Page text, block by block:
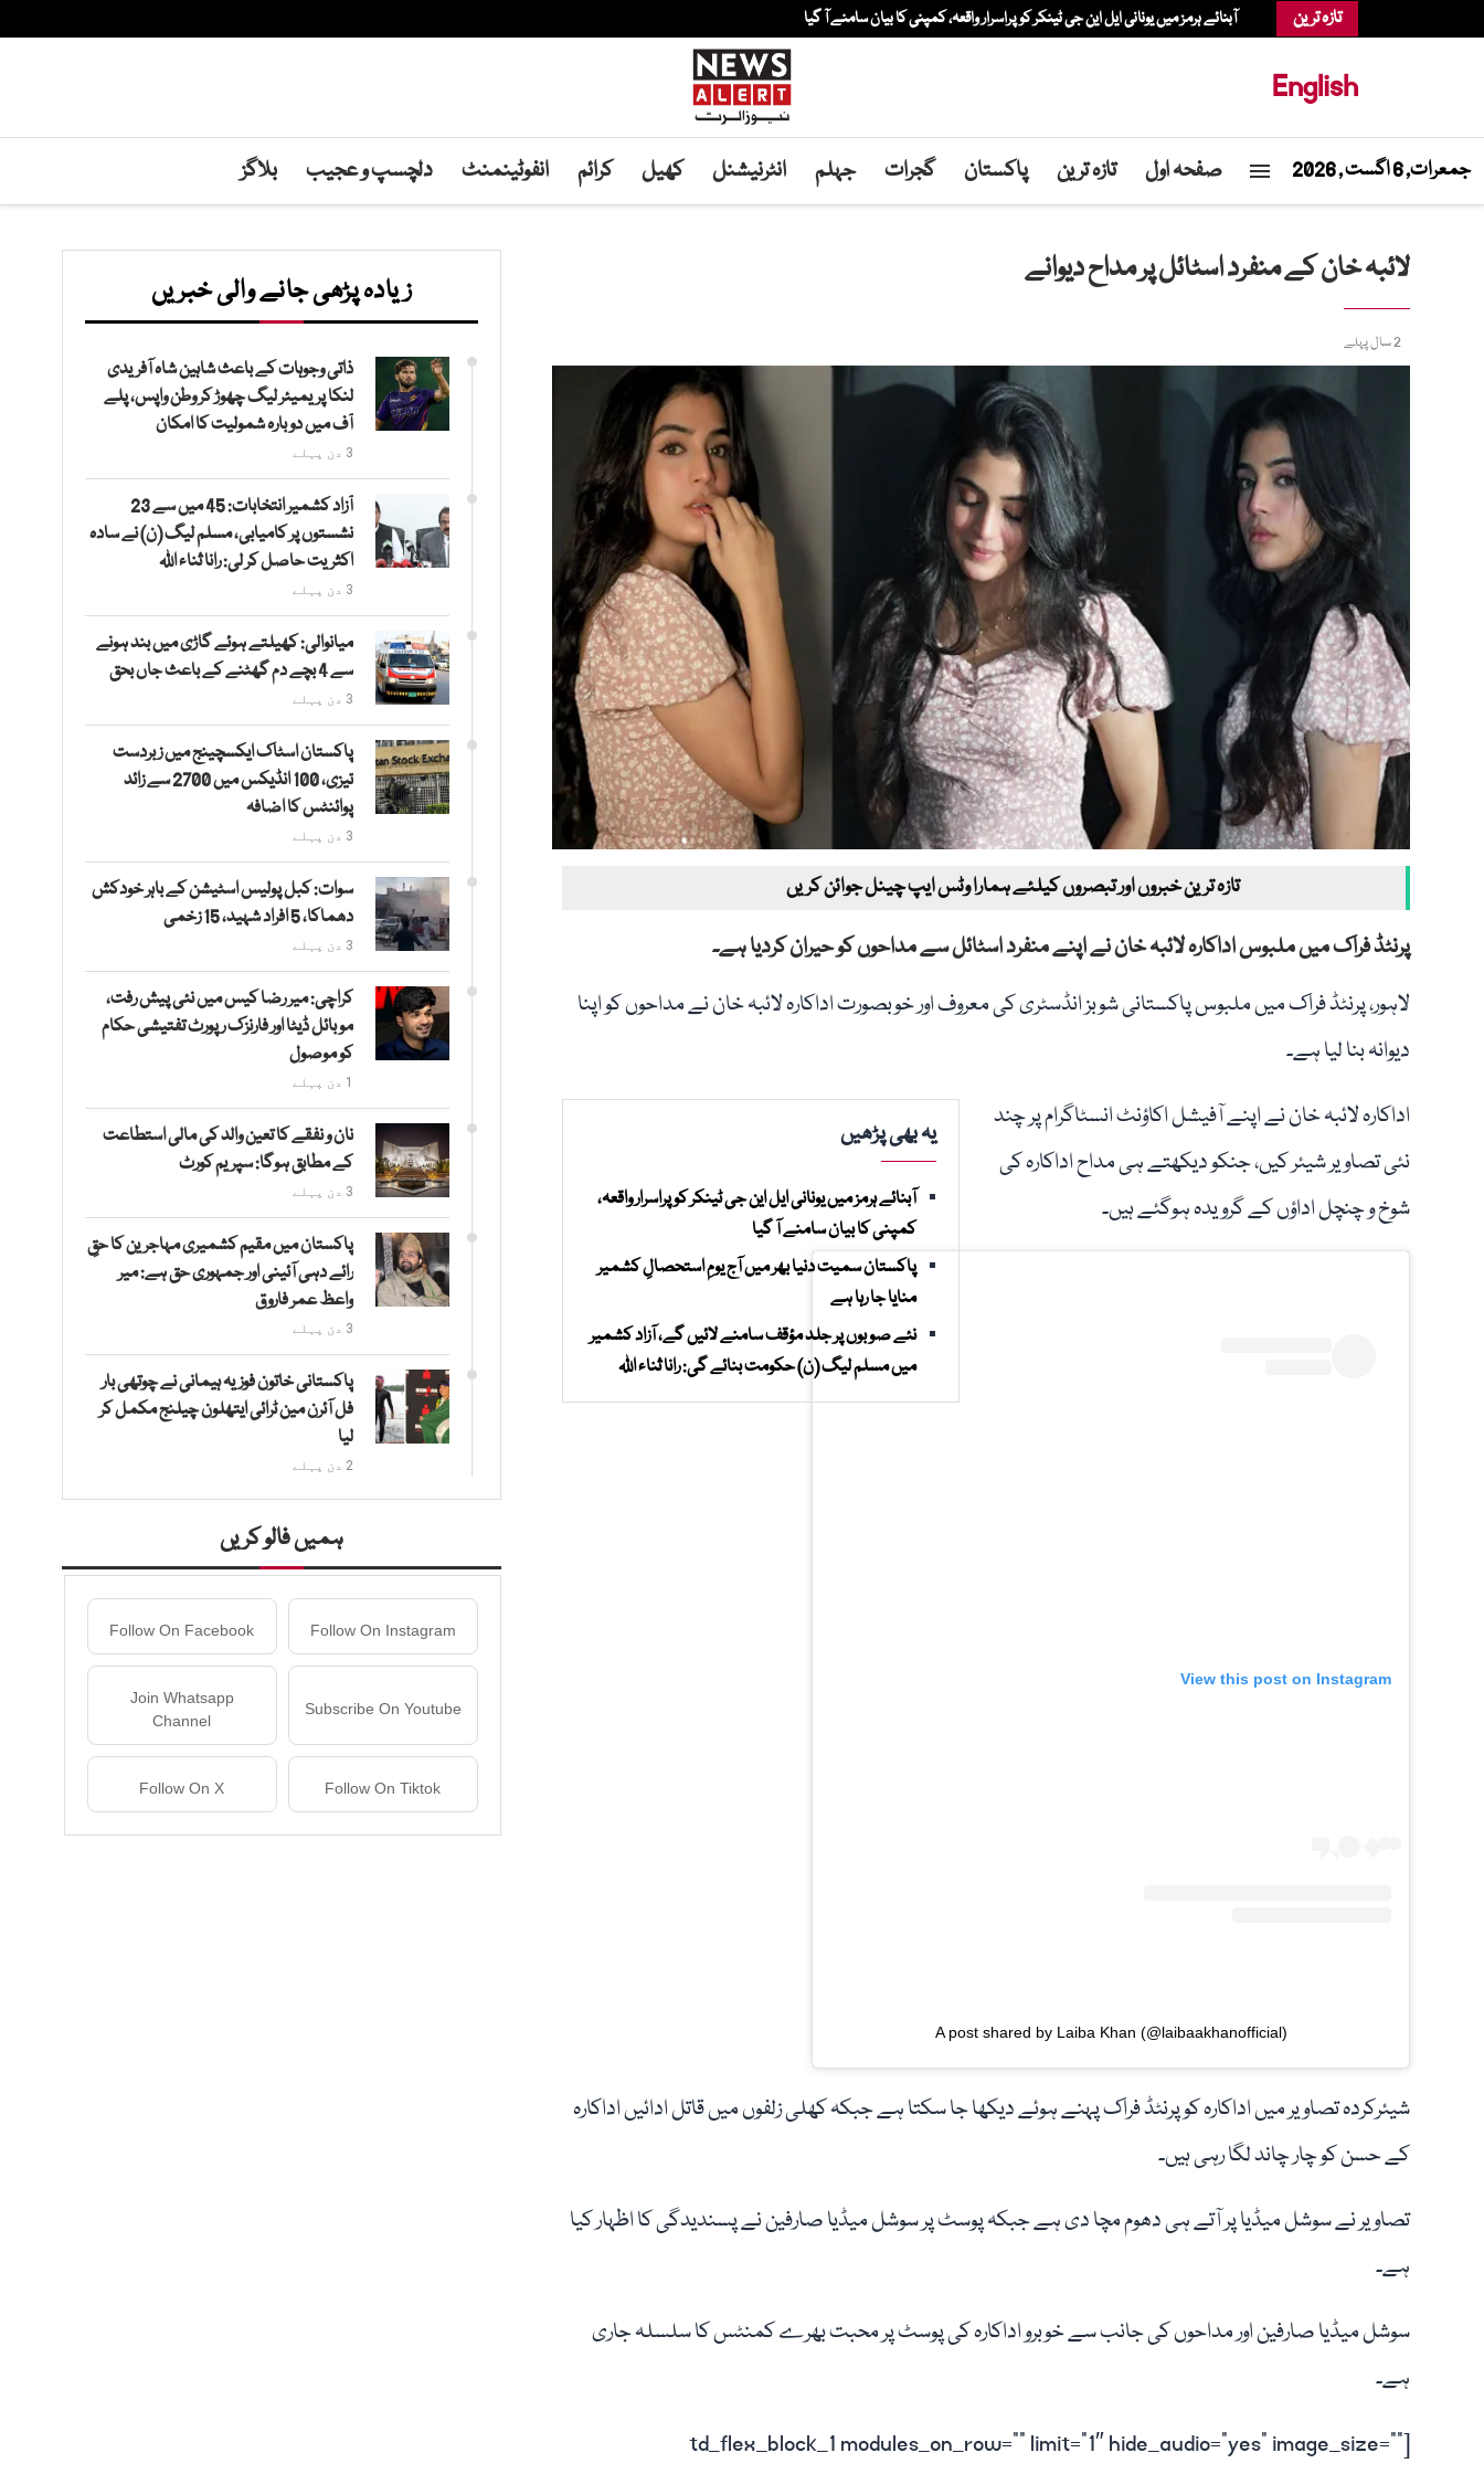
تازہ ترین آبنائے ہرمز میں یونانی ایل این جی ٹینکر کو پراسرار واقعہ، کمپنی کا بیان سامنے آ گیا
English
جمعرات, 6 اگست , 2026 صفحہ اول تازہ ترین پاکستان گجرات جہلم انٹرنیشنل کھیل کرائم انفوٹینمنٹ دلچسپ و عجیب بلاگز
لائبہ خان کے منفرد اسٹائل پر مداح دیوانے
2 سال پہلے
تازہ ترین خبروں اور تبصروں کیلئے ہمارا وٹس ایپ چینل جوائن کریں
پرنٹڈ فراک میں ملبوس اداکارہ لائبہ خان نے اپنے منفرد اسٹائل سے مداحوں کو حیران کردیا ہے۔
لاہور، پرنٹڈ فراک میں ملبوس پاکستانی شوبز انڈسٹری کی معروف اور خوبصورت اداکارہ لائبہ خان نے مداحوں کو اپنا
دیوانہ بنا لیا ہے۔
یہ بھی پڑھیں
آبنائے ہرمز میں یونانی ایل این جی ٹینکر کو پراسرار واقعہ،
کمپنی کا بیان سامنے آ گیا
پاکستان سمیت دنیا بھر میں آج یومِ استحصالِ کشمیر
منایا جا رہا ہے
نئے صوبوں پر جلد مؤقف سامنے لائیں گے، آزاد کشمیر
میں مسلم لیگ (ن) حکومت بنائے گی: رانا ثناء اللہ
اداکارہ لائبہ خان نے اپنے آفیشل اکاؤنٹ انسٹاگرام پر چند
نئی تصاویر شیئر کیں، جنکو دیکھتے ہی مداح اداکارہ کی
شوخ و چنچل اداؤں کے گرویدہ ہوگئے ہیں۔
View this post on Instagram
A post shared by Laiba Khan (@laibaakhanofficial)
شیئرکردہ تصاویر میں اداکارہ کو پرنٹڈ فراک پہنے ہوئے دیکھا جا سکتا ہے جبکہ کھلی زلفوں میں قاتل ادائیں اداکارہ
کے حسن کو چار چاند لگا رہی ہیں۔
تصاویر نے سوشل میڈیا پر آتے ہی دھوم مچا دی ہے جبکہ پوسٹ پر سوشل میڈیا صارفین نے پسندیدگی کا اظہار کیا
ہے۔
سوشل میڈیا صارفین اور مداحوں کی جانب سے خوبرو اداکارہ کی پوسٹ پر محبت بھرے کمنٹس کا سلسلہ جاری
ہے۔
[td_flex_block_1 modules_on_row=”” limit=”1″ hide_audio=”yes” image_size=””
زیادہ پڑھی جانے والی خبریں
ذاتی وجوہات کے باعث شاہین شاہ آفریدی
لنکا پریمیئر لیگ چھوڑ کر وطن واپس، پلے
آف میں دوبارہ شمولیت کا امکان
3 دن پہلے
آزاد کشمیر انتخابات: 45 میں سے 23
نشستوں پر کامیابی، مسلم لیگ (ن) نے سادہ
اکثریت حاصل کر لی: رانا ثناء اللہ
3 دن پہلے
میانوالی: کھیلتے ہوئے گاڑی میں بند ہونے
سے 4 بچے دم گھٹنے کے باعث جاں بحق
3 دن پہلے
پاکستان اسٹاک ایکسچینج میں زبردست
تیزی، 100 انڈیکس میں 2700 سے زائد
پوائنٹس کا اضافہ
3 دن پہلے
سوات: کبل پولیس اسٹیشن کے باہر خودکش
دھماکا، 5 افراد شہید، 15 زخمی
3 دن پہلے
کراچی: میر رضا کیس میں نئی پیش رفت،
موبائل ڈیٹا اور فارنزک رپورٹ تفتیشی حکام
کو موصول
1 دن پہلے
نان و نفقے کا تعین والد کی مالی استطاعت
کے مطابق ہوگا: سپریم کورٹ
3 دن پہلے
پاکستان میں مقیم کشمیری مہاجرین کا حقِ
رائے دہی آئینی اور جمہوری حق ہے: میر
واعظ عمر فاروق
3 دن پہلے
پاکستانی خاتون فوزیہ ہیمانی نے چوتھی بار
فل آئرن مین ٹرائی ایتھلون چیلنج مکمل کر
لیا
2 دن پہلے
ہمیں فالو کریں
Follow On Instagram
Follow On Facebook
Subscribe On Youtube
Join Whatsapp
Channel
Follow On Tiktok
Follow On X